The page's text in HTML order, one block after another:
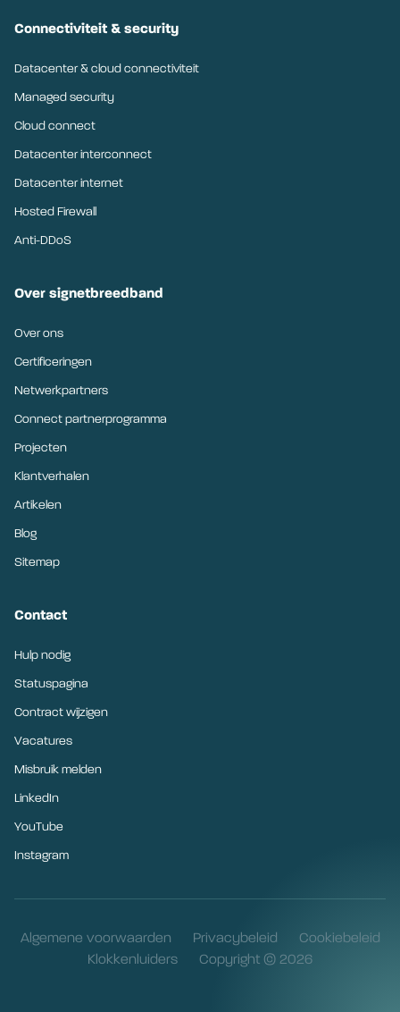
Connectiviteit & security
Datacenter & cloud connectiviteit
Managed security
Cloud connect
Datacenter interconnect
Datacenter internet
Hosted Firewall
Anti-DDoS
Over signetbreedband
Over ons
Certificeringen
Netwerkpartners
Connect partnerprogramma
Projecten
Klantverhalen
Artikelen
Blog
Sitemap
Contact
Hulp nodig
Statuspagina
Contract wijzigen
Vacatures
Misbruik melden
LinkedIn
YouTube
Instagram
Algemene voorwaarden Privacybeleid
Cookiebeleid
Klokkenluiders
Copyright © 2026